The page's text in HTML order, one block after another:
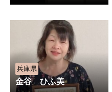
兵庫県
金谷 ひふ美